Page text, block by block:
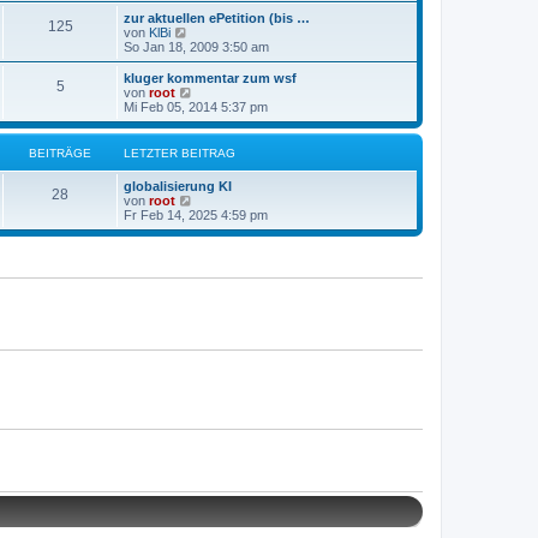
g
e
r
e
i
t
a
g
e
s
t
e
r
B
e
i
t
r
a
g
125
zur aktuellen ePetition (bis …
von KlBi
e
u
e
s
t
r
B
e
i
t
r
a
g
So Jan 18, 2009 3:50 am
5
kluger kommentar zum wsf
von root
e
u
e
s
r
e
i
a
Mi Feb 05, 2014 5:37 pm
BEITRÄGE LETZTER BEITRAG
28
globalisierung KI
von root
e
u
Fr Feb 14, 2025 4:59 pm